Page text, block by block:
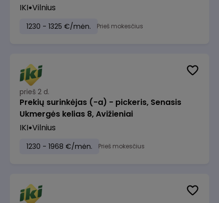
IKI Vilnius
1230 - 1325 €/mėn. Prieš mokesčius
prieš 2 d.
Prekių surinkėjas (-a) - pickeris, Senasis
Ukmergės kelias 8, Avižieniai
IKI Vilnius
1230 - 1968 €/mėn. Prieš mokesčius